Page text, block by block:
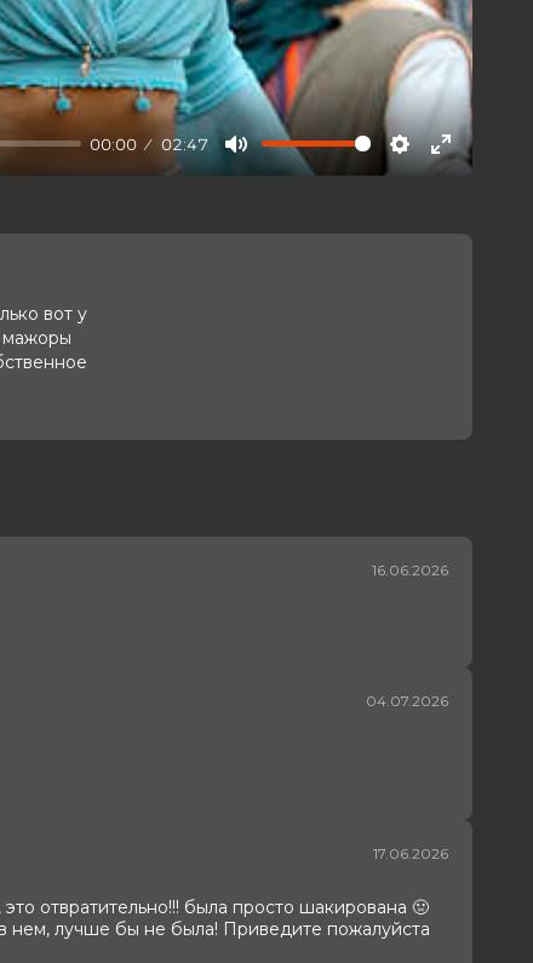
00:00 02:47
Mute Settings
Enter
вот у
мажоры
16.06.2026
04.07.2026
17.06.2026
отвратительно!!! была просто шакирована 🤢
нем, лучше бы не была! Приведите пожалуйста